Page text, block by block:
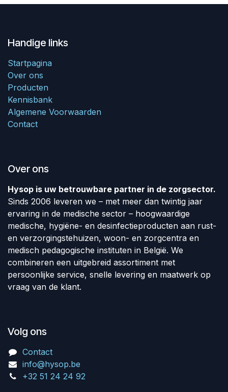
Handige links
Startpagina
Over ons
Producten
Kennisbank
Algemene Voorwaarden
Contact
Over ons
Hysop is uw betrouwbare partner in de zorgsector.
Sinds 2006 leveren we – met meer dan twintig jaar
ervaring in de medische sector – hoogwaardige
medische, hygiëne- en desinfectieproducten aan rust-
en verzorgingstehuizen, woon- en zorgcentra en
medisch pedagogische instituten in België. We
combineren een uitgebreid assortiment met
persoonlijke service, snelle levering en maatwerk op
vraag van de klant.
Volg ons
Contact
info@hysop.be
+32 51 24 24 92